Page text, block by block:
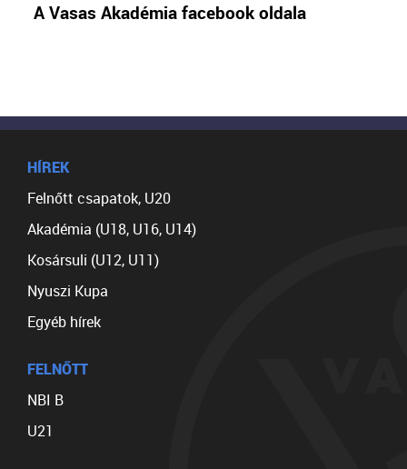
A Vasas Akadémia facebook oldala
HÍREK
Felnőtt csapatok, U20
Akadémia (U18, U16, U14)
Kosársuli (U12, U11)
Nyuszi Kupa
Egyéb hírek
FELNŐTT
NBI B
U21